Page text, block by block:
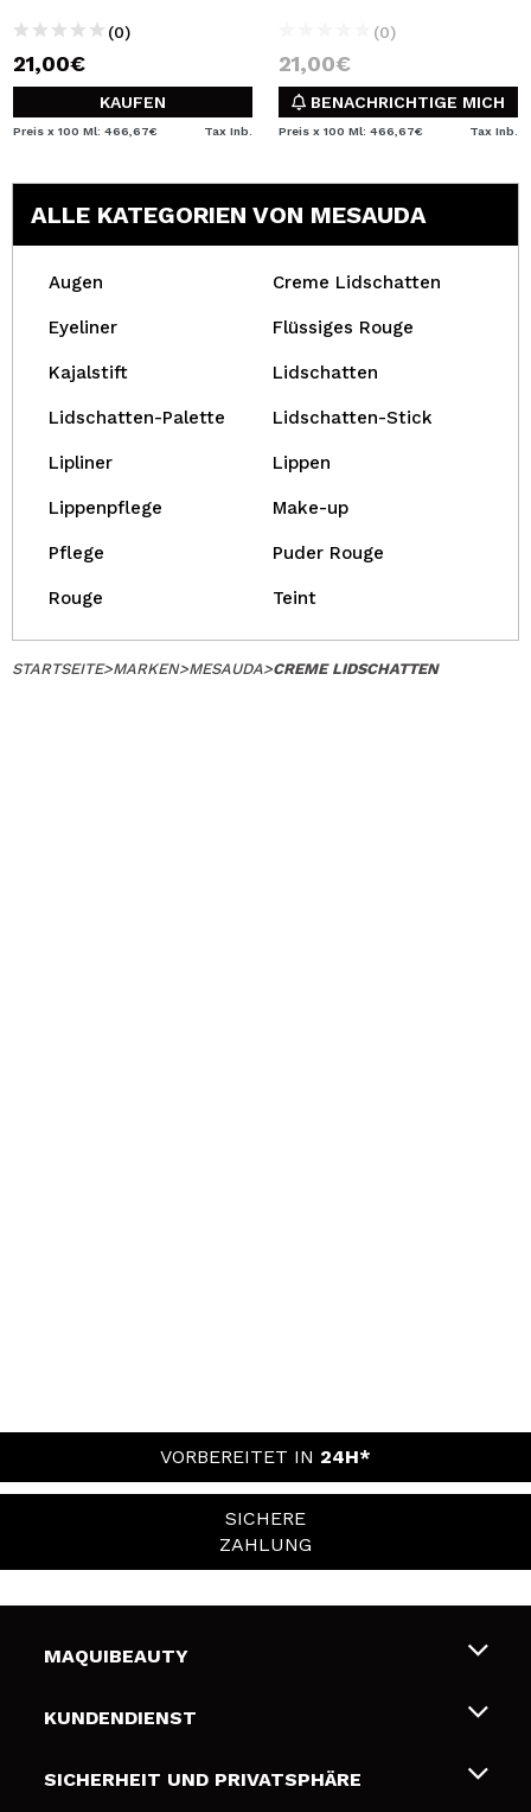
(0)
21,00€
KAUFEN
Preis x 100 Ml: 466,67€ Tax Inb.
(0)
21,00€
BENACHRICHTIGE MICH
Preis x 100 Ml: 466,67€ Tax Inb.
ALLE KATEGORIEN VON MESAUDA
Augen Creme Lidschatten
Eyeliner Flüssiges Rouge
Kajalstift Lidschatten
Lidschatten-Palette Lidschatten-Stick
Lipliner Lippen
Lippenpflege Make-up
Pflege Puder Rouge
Rouge Teint
STARTSEITE>MARKEN>MESAUDA>CREME LIDSCHATTEN
VORBEREITET IN 24H*
SICHERE
ZAHLUNG
MAQUIBEAUTY
Über uns
Geschenkkarten
KUNDENDIENST
Liefer- und Versandkosten
SICHERHEIT UND PRIVATSPHÄRE